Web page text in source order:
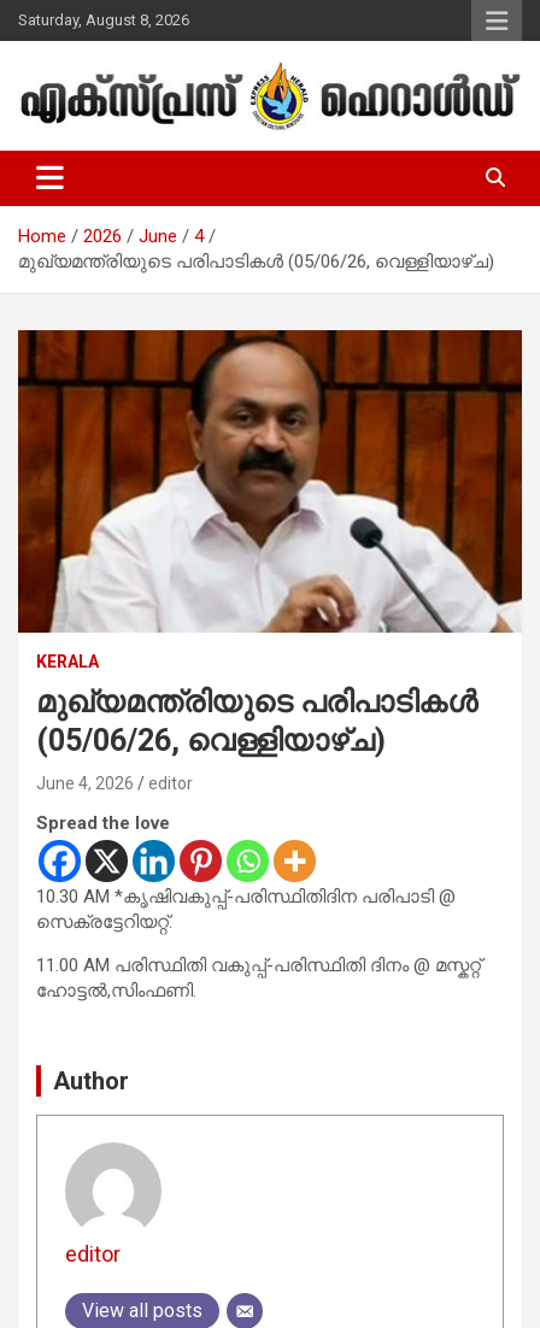
Skip
to
Saturday, August 8, 2026
Express Herald – Malayalam
Christian News
Home 2026 June
4
മുഖ്യമന്ത്രിയുടെ പരിപാടികൾ (05/06/26, വെള്ളിയാഴ്ച)
KERALA
മുഖ്യമന്ത്രിയുടെ പരിപാടികൾ
(05/06/26, വെള്ളിയാഴ്ച)
June 4, 2026 editor
Spread the love
10.30 AM *കൃഷിവകുപ്പ്-പരിസ്ഥിതിദിന പരിപാടി @
സെക്രട്ടേറിയറ്റ്.
11.00 AM പരിസ്ഥിതി വകുപ്പ്-പരിസ്ഥിതി ദിനം @ മസ്കറ്റ്
ഹോട്ടൽ,സിംഫണി.
Author
editor
View all posts